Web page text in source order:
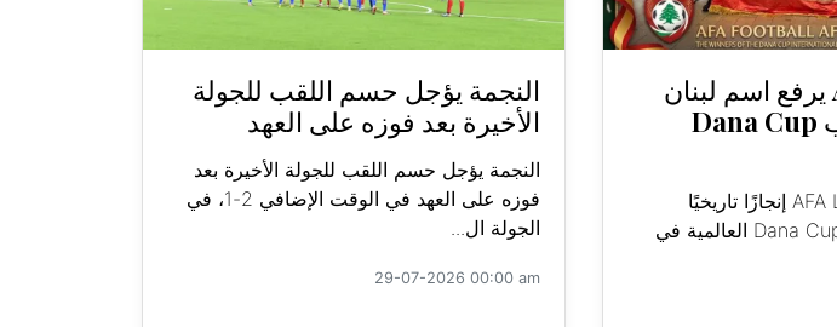
AFA Lebanon يرفع اسم لبنان
عاليًا ويتوج بلقب Dana Cup
حقق فريق AFA Lebanon إنجازًا تاريخيًا
بإحرازه لقب بطولة Dana Cup العالمية في
النجمة يؤجل حسم اللقب للجولة
الأخيرة بعد فوزه على العهد
النجمة يؤجل حسم اللقب للجولة الأخيرة بعد
فوزه على العهد في الوقت الإضافي 2-1، في
الجولة ال...
29-07-2026 00:00 am